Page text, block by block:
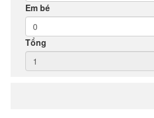
Em bé
Tổng